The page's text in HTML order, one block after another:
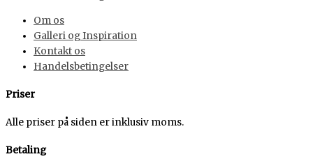
Om os
Galleri og Inspiration
Kontakt os
Handelsbetingelser
Priser
Alle priser på siden er inklusiv moms.
Betaling